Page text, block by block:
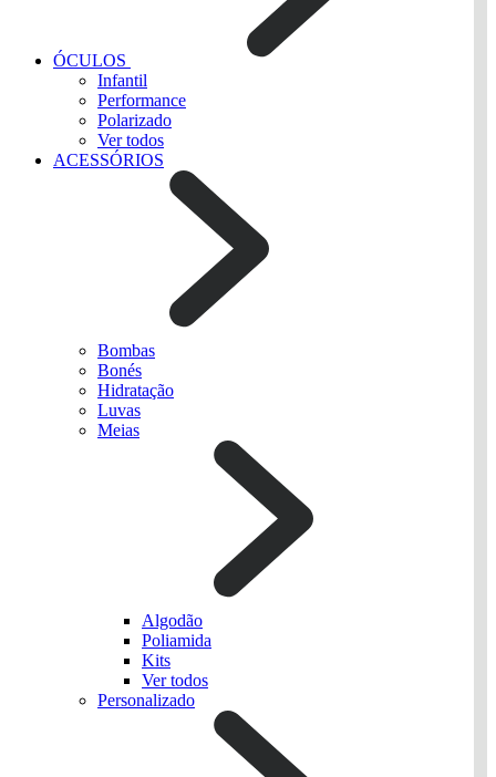
ÓCULOS
Infantil
Performance
Polarizado
Ver todos
ACESSÓRIOS
Bombas
Bonés
Hidratação
Luvas
Meias
Algodão
Poliamida
Kits
Ver todos
Personalizado